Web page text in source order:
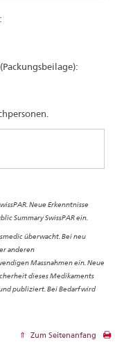
Neue Erkenntnisse
Summary SwissPAR ein.
überwacht. Bei neu
anderen
Massnahmen ein. Neue
dieses Medikaments
publiziert. Bei Bedarf wird
Zum Seitenanfang